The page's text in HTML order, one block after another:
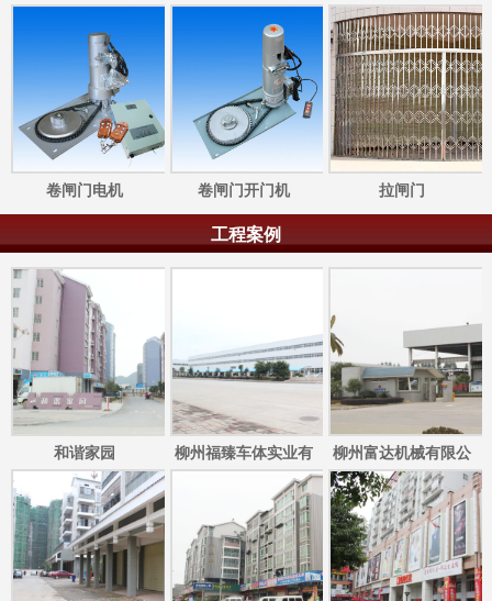
卷闸门电机 卷闸门开门机 拉闸门
工程案例
和谐家园
柳州福臻车体实业有
柳州富达机械有限公
司